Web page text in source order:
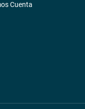
Cuenta